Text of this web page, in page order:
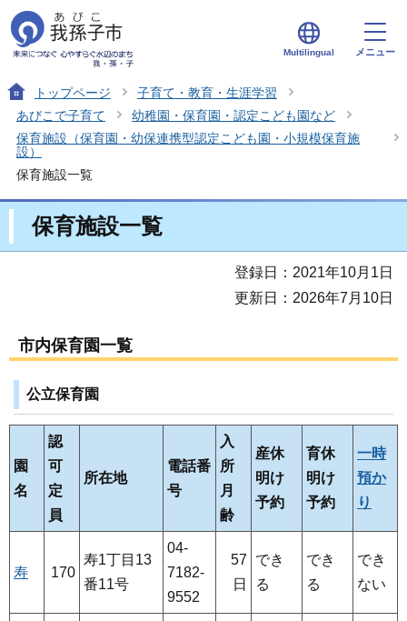
Multilingual メニュー
トップページ
子育て・教育・生涯学習
あびこで子育て
幼稚園・保育園・認定こども園など
保育施設（保育園・幼保連携型認定こども園・小規模保育施
設）
保育施設一覧
保育施設一覧
登録日：2021年10月1日
更新日：2026年7月10日
市内保育園一覧
公立保育園
園
名
認
可
定
員
所在地
電話番
号
入
所
月
齢
産休
明け
予約
育休
明け
予約
一時
預か
り
寿 170
寿1丁目13
番11号
04-
7182-
9552
57
日
でき
る
でき
る
でき
ない